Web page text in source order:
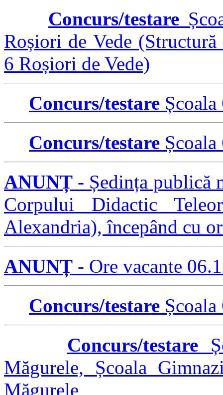
Concurs/testare
Roșiori de Vede
6 Roșiori de Vede)
Concurs/testare
Concurs/testare Școala
ANUNȚ - Ședința publică
Corpului Didactic
Alexandria), începând cu
ANUNȚ - Ore vacante
Concurs/testare
Concurs/testare
Măgurele, Școala
Măgurele